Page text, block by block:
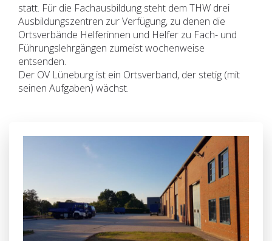
statt. Für die Fachausbildung steht dem THW drei
Ausbildungszentren zur Verfügung, zu denen die
Ortsverbände Helferinnen und Helfer zu Fach- und
Führungslehrgängen zumeist wochenweise
entsenden.
Der OV Lüneburg ist ein Ortsverband, der stetig (mit
seinen Aufgaben) wächst.